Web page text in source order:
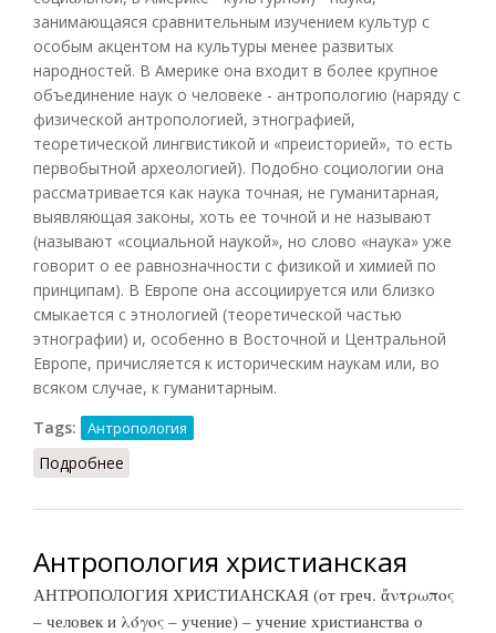
занимающаяся сравнительным изучением культур с
особым акцентом на культуры менее развитых
народностей. В Америке она входит в более крупное
объединение наук о человеке - антропологию (наряду с
физической антропологией, этнографией,
теоретической лингвистикой и «преисторией», то есть
первобытной археологией). Подобно социологии она
рассматривается как наука точная, не гуманитарная,
выявляющая законы, хоть ее точной и не называют
(называют «социальной наукой», но слово «наука» уже
говорит о ее равнозначности с физикой и химией по
принципам). В Европе она ассоциируется или близко
смыкается с этнологией (теоретической частью
этнографии) и, особенно в Восточной и Центральной
Европе, причисляется к историческим наукам или, во
всяком случае, к гуманитарным.
Tags:
Антропология
Подробнее
Антропология христианская
АНТРОПОЛОГИЯ ХРИСТИАНСКАЯ (от греч. ἄντρωπος
– человек и λόγος – учение) – учение христианства о